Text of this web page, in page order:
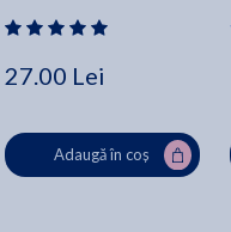
27.00 Lei
Adaugă în coș